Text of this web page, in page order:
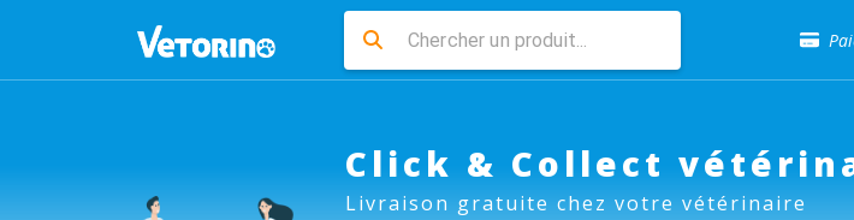
Livraison
Click & Collect
Livraison gratuite chez votre vétérinaire